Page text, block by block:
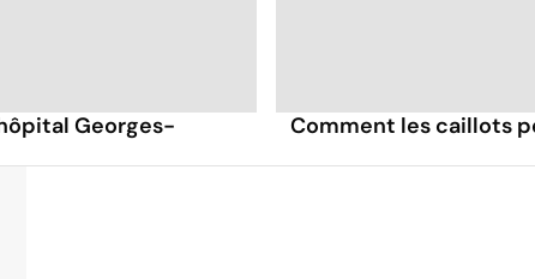
Georges-
Comment les caillots